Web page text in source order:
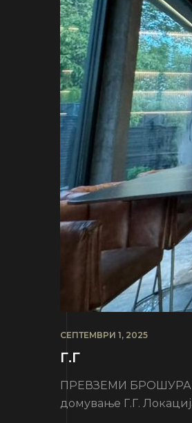
СЕПТЕМВРИ 1, 2025
Г.Г
ПРЕВЗЕМИ БРОШУРА
домување Г.Г.